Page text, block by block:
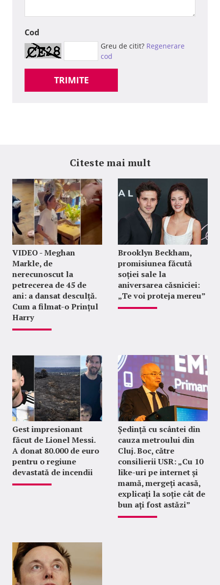
Cod
Greu de citit? Regenerare
cod
TRIMITE
Citeste mai mult
VIDEO - Meghan
Markle, de
nerecunoscut la
petrecerea de 45 de
ani: a dansat desculță.
Cum a filmat-o Prințul
Harry
Brooklyn Beckham,
promisiunea făcută
soției sale la
aniversarea căsniciei:
„Te voi proteja mereu”
Gest impresionant
făcut de Lionel Messi.
A donat 80.000 de euro
pentru o regiune
devastată de incendii
Ședință cu scântei din
cauza metroului din
Cluj. Boc, către
consilierii USR: „Cu 10
like-uri pe internet și
mamă, mergeți acasă,
explicați la soție cât de
bun ați fost astăzi”